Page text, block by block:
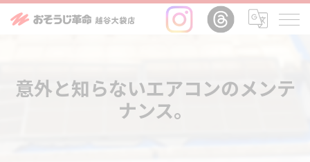
意外と知らないエアコンのメンテ
ナンス。